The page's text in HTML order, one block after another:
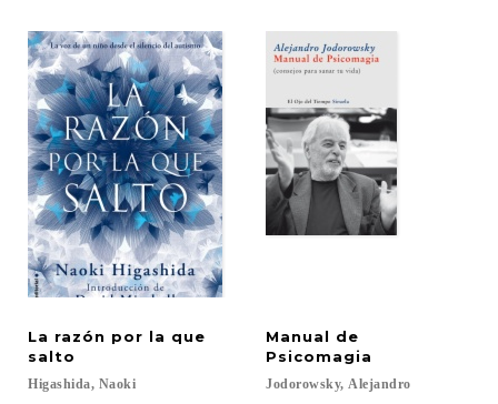
La razón por la que
salto
Higashida, Naoki
Manual de
Psicomagia
Jodorowsky, Alejandro